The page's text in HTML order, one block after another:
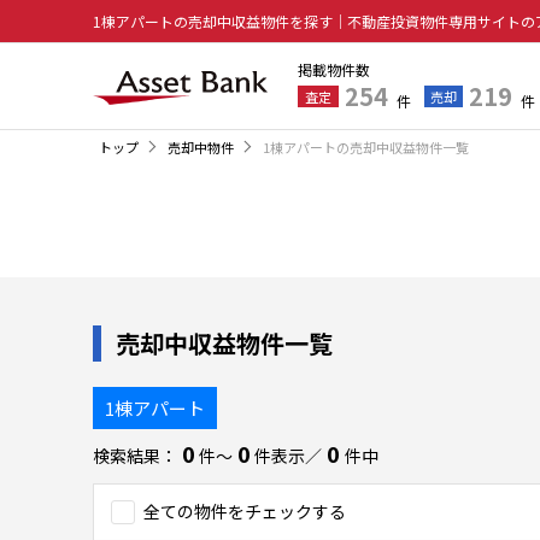
1棟アパートの売却中収益物件を探す｜不動産投資物件専用サイト
掲載物件数
査定 254 件 売却 219 件
トップ 売却中物件 1棟アパートの売却中収益物件一覧
売却中収益物件一覧
1棟アパート
検索結果： 0 件〜 0 件表示／ 0 件中
全ての物件をチェックする